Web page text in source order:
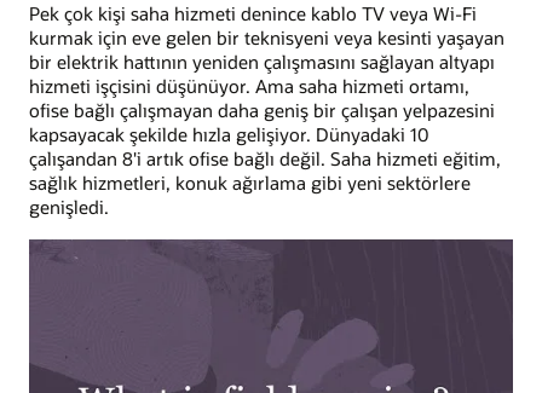
Pek çok kişi saha hizmeti denince kablo TV veya Wi-Fi
kurmak için eve gelen bir teknisyeni veya kesinti yaşayan
bir elektrik hattının yeniden çalışmasını sağlayan altyapı
hizmeti işçisini düşünüyor. Ama saha hizmeti ortamı,
ofise bağlı çalışmayan daha geniş bir çalışan yelpazesini
kapsayacak şekilde hızla gelişiyor. Dünyadaki 10
çalışandan 8'i artık ofise bağlı değil. Saha hizmeti eğitim,
sağlık hizmetleri, konuk ağırlama gibi yeni sektörlere
genişledi.